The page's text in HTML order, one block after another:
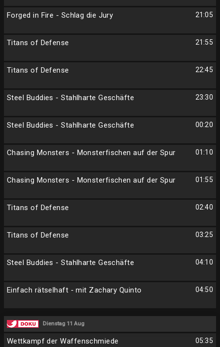
21:05
Forged in Fire - Schlag die Jury
21:55
Titans of Defense
22:45
Titans of Defense
23:30
Steel Buddies - Stahlharte Geschäfte
00:20
Steel Buddies - Stahlharte Geschäfte
01:10
Chasing Monsters - Monsterfischen auf der Spur
01:55
Chasing Monsters - Monsterfischen auf der Spur
02:40
Titans of Defense
03:25
Titans of Defense
04:10
Steel Buddies - Stahlharte Geschäfte
04:50
Einfach rätselhaft - mit Zachary Quinto
Dienstag 11 Aug
05:35
Wettkampf der Waffenschmiede